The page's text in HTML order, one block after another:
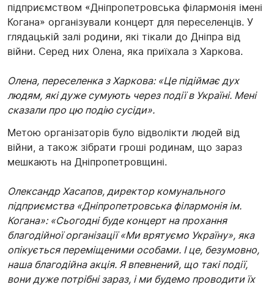
підприємством «Дніпропетровська філармонія імені
Когана» організували концерт для переселенців. У
глядацькій залі родини, які тікали до Дніпра від
війни. Серед них Олена, яка приїхала з Харкова.
Олена, переселенка з Харкова: «Це підіймає дух
людям, які дуже сумують через події в Україні. Мені
сказали про цю подію сусіди».
Метою організаторів було відволікти людей від
війни, а також зібрати гроші родинам, що зараз
мешкають на Дніпропетровщині.
Олександр Хасапов, директор комунального
підприємства «Дніпропетровська філармонія ім.
Когана»: «Сьогодні буде концерт на прохання
благодійної організації «Ми врятуємо Україну», яка
опікується переміщеними особами. І це, безумовно,
наша благодійна акція. Я впевнений, що такі події,
вони дуже потрібні зараз, і ми будемо проводити їх